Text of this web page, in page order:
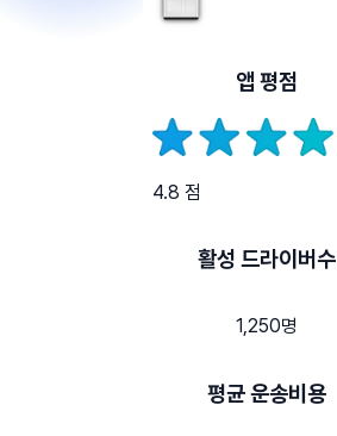
앱 평점
4.8 점
활성 드라이버수
1,250명
평균 운송비용